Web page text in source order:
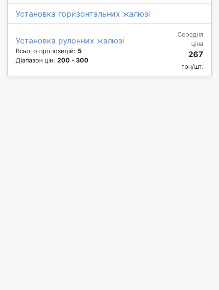
Установка горизонтальних жалюзі
Установка рулонних жалюзі
Всього пропозицій: 5
Діапазон цін: 200 - 300
Середня
ціна
267
грн/шт.